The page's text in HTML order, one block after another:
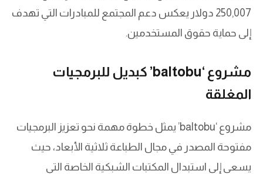
250,007 دولار يعكس دعم المجتمع للمبادرات التي تهدف
إلى حماية حقوق المستخدمين.
مشروع ‘baltobu’ كبديل للبرمجيات
المغلقة
مشروع ‘baltobu’ يمثل خطوة مهمة نحو تعزيز البرمجيات
مفتوحة المصدر في مجال الطباعة ثلاثية الأبعاد، حيث
يسعى إلى استبدال المكتبات الشبكية الخاصة التي